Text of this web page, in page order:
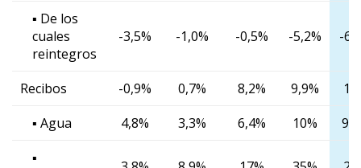
▪ De los
cuales
reintegros
-3,5% -1,0% -0,5% -5,2% -
Recibos -0,9% 0,7% 8,2% 9,9%
▪ Agua
4,8% 3,3% 6,4% 10%
▪